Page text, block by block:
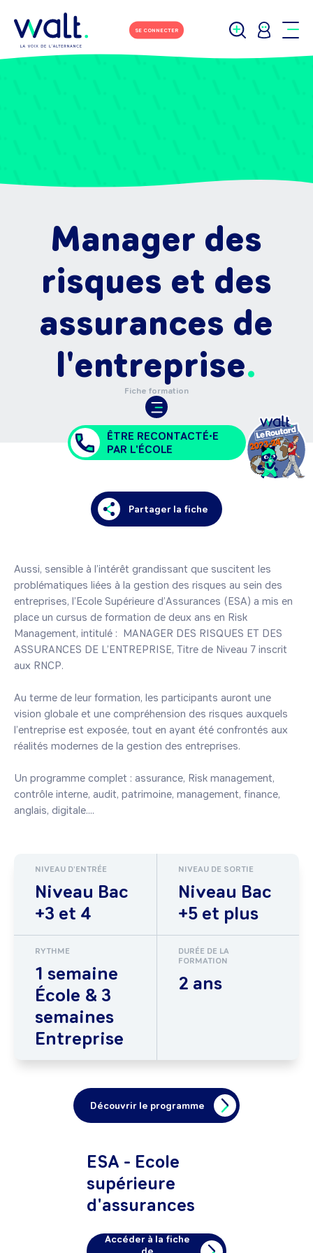
SE CONNECTER
Manager des
risques et des
assurances de
l'entreprise
Fiche formation
ÊTRE RECONTACTÉ•E
PAR L'ÉCOLE
Partager la fiche
Aussi, sensible à l’intérêt grandissant que suscitent les
problématiques liées à la gestion des risques au sein des
entreprises, l’Ecole Supérieure d’Assurances (ESA) a mis en
place un cursus de formation de deux ans en Risk
Management, intitulé :  MANAGER DES RISQUES ET DES
ASSURANCES DE L’ENTREPRISE, Titre de Niveau 7 inscrit
aux RNCP.
Au terme de leur formation, les participants auront une
vision globale et une compréhension des risques auxquels
l’entreprise est exposée, tout en ayant été confrontés aux
réalités modernes de la gestion des entreprises.
Un programme complet : assurance, Risk management,
contrôle interne, audit, patrimoine, management, finance,
anglais, digitale....
NIVEAU D'ENTRÉE
Niveau Bac
+3 et 4
NIVEAU DE SORTIE
Niveau Bac
+5 et plus
RYTHME
1 semaine
École & 3
semaines
Entreprise
DURÉE DE LA
FORMATION
2 ans
Découvrir le programme
ESA - Ecole
supérieure
d'assurances
Accéder à la fiche